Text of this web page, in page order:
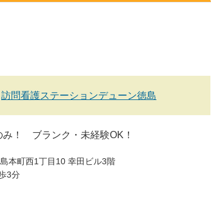
訪問看護ステーションデューン徳島
！ ブランク・未経験OK！
本町西1丁目10 幸田ビル3階
3分